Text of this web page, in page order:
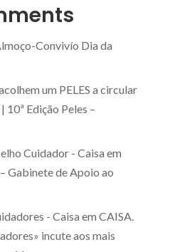
Convivío Dia da
um PELES a circular
10ª Edição Peles –
Cuidador - Caisa em
Gabinete de Apoio ao
- Caisa em CAISA.
incute aos mais